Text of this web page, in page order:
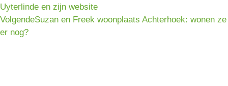
Uyterlinde en zijn website
VolgendeSuzan en Freek woonplaats Achterhoek: wonen ze
er nog?